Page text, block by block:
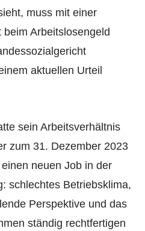
muss mit einer
Arbeitslosengeld
aktuellen Urteil
sein Arbeitsverhältnis
zum 31. Dezember 2023
neuen Job in der
schlechtes Betriebsklima,
Perspektive und das
ständig rechtfertigen